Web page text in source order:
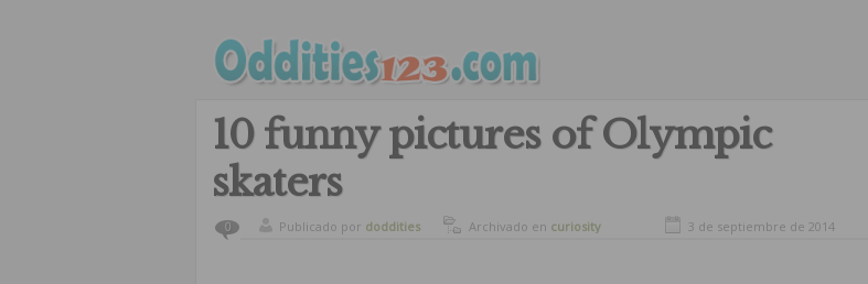
10 funny pictures of Olympic
skaters
0 Publicado por doddities Archivado en curiosity 3 de septiembre de 2014